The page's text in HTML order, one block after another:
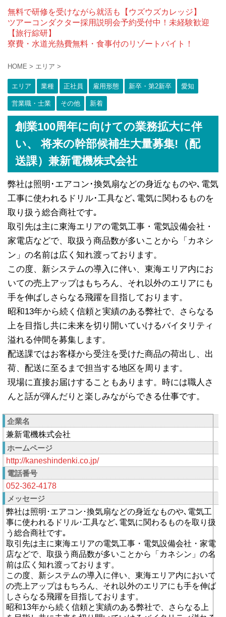
無料で研修を受けながら就活も【ウズウズカレッジ】
ツアーコンダクター採用説明会予約受付中！未経験歓迎
【旅行綜研】
寮費・水道光熱費無料・食事付のリゾートバイト！
HOME > エリア >
エリア 業種 正社員 雇用形態 新卒・第2新卒 愛知
営業職・士業 その他 新着
創業100周年に向けての業務拡大に伴
い、 将来の幹部候補生大量募集!（配
送課）兼新電機株式会社
弊社は照明･エアコン･換気扇などの身近なものや､電気
工事に使われるドリル･工具など､電気に関わるものを
取り扱う総合商社です｡
取引先は主に東海エリアの電気工事・電気設備会社・
家電店などで、取扱う商品数が多いことから「カネシ
ン」の名前は広く知れ渡っております。
この度、新システムの導入に伴い、東海エリア内にお
いての売上アップはもちろん、それ以外のエリアにも
手を伸ばしさらなる飛躍を目指しております。
昭和13年から続く信頼と実績のある弊社で、さらなる
上を目指し共に未来を切り開いていけるバイタリティ
溢れる仲間を募集します。
配送課ではお客様から受注を受けた商品の荷出し、出
荷、配送に至るまで担当する地区を周ります。
現場に直接お届けすることもあります。時には職人さ
んと話が弾んだりと楽しみながらできる仕事です。
企業名
兼新電機株式会社
ホームページ
http://kaneshindenki.co.jp/
電話番号
052-362-4178
メッセージ
弊社は照明･エアコン･換気扇などの身近なものや､電気工
事に使われるドリル･工具など､電気に関わるものを取り扱
う総合商社です｡
取引先は主に東海エリアの電気工事・電気設備会社・家電
店などで、取扱う商品数が多いことから「カネシン」の名
前は広く知れ渡っております。
この度、新システムの導入に伴い、東海エリア内において
の売上アップはもちろん、それ以外のエリアにも手を伸ば
しさらなる飛躍を目指しております。
昭和13年から続く信頼と実績のある弊社で、さらなる上